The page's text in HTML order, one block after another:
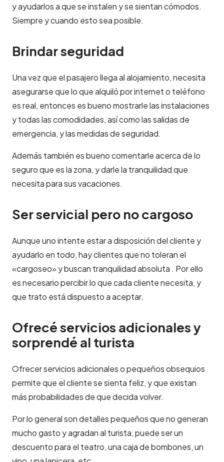
y ayudarlos a que se instalen y se sientan cómodos.
Siempre y cuando esto sea posible.
Brindar seguridad
Una vez que el pasajero llega al alojamiento, necesita
asegurarse que lo que alquiló por internet o teléfono
es real, entonces es bueno mostrarle las instalaciones
y todas las comodidades, así como las salidas de
emergencia, y las medidas de seguridad.
Además también es bueno comentarle acerca de lo
seguro que es la zona, y darle la tranquilidad que
necesita para sus vacaciones.
Ser servicial pero no cargoso
Aunque uno intente estar a disposición del cliente y
ayudarlo en todo, hay clientes que no toleran el
«cargoseo» y buscan tranquilidad absoluta . Por ello
es necesario percibir lo que cada cliente necesita, y
que trato está dispuesto a aceptar.
Ofrecé servicios adicionales y
sorprendé al turista
Ofrecer servicios adicionales o pequeños obsequios
permite que el cliente se sienta feliz, y que existan
más probabilidades de que decida volver.
Por lo general son detalles pequeños que no generan
mucho gasto y agradan al turista, puede ser un
descuento para el teatro, una caja de bombones, un